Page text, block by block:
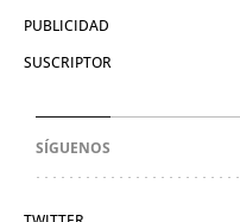
PUBLICIDAD
SUSCRIPTOR
SÍGUENOS